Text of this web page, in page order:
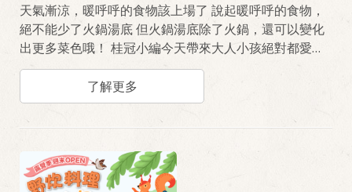
天氣漸涼，暖呼呼的食物該上場了 說起暖呼呼的食物，
絕不能少了火鍋湯底 但火鍋湯底除了火鍋，還可以變化
出更多菜色哦！ 桂冠小編今天帶來大人小孩絕對都愛的
兩道【湯底新吃法】料理 保證簡單又美味！吃膩普通湯
底的你一定要試試～
了解更多